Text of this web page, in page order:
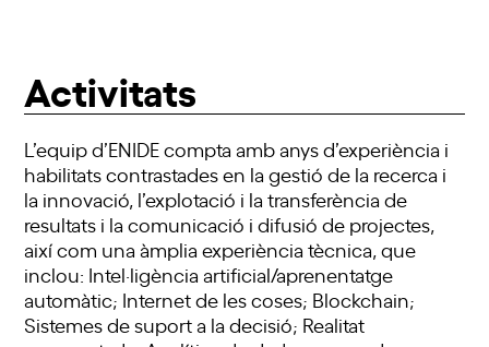
Activitats
L’equip d’ENIDE compta amb anys d’experiència i
habilitats contrastades en la gestió de la recerca i
la innovació, l’explotació i la transferència de
resultats i la comunicació i difusió de projectes,
així com una àmplia experiència tècnica, que
inclou: Intel·ligència artificial/aprenentatge
automàtic; Internet de les coses; Blockchain;
Sistemes de suport a la decisió; Realitat